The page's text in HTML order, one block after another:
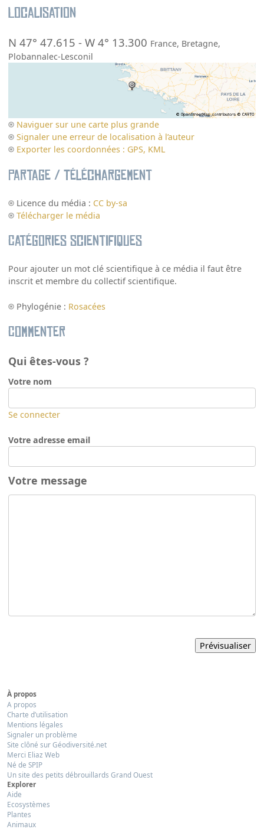
Localisation
N 47° 47.615 -W 4° 13.300 France, Bretagne,
Plobannalec-Lesconil
Naviguer sur une carte plus grande
Signaler une erreur de localisation à l’auteur
Exporter les coordonnées : GPS, KML
Partage / Téléchargement
Licence du média : CC by-sa
Télécharger le média
Catégories scientifiques
Pour ajouter un mot clé scientifique à ce média il faut être
inscrit et membre du collectif scientifique.
Phylogénie : Rosacées
Commenter
Qui êtes-vous ?
Votre nom
Se connecter
Votre adresse email
Votre message
À propos
A propos
Charte d’utilisation
Mentions légales
Signaler un problème
Site clôné sur Géodiversité.net
Merci Eliaz Web
Né de SPIP
Un site des petits débrouillards Grand Ouest
Explorer
Aide
Ecosystèmes
Plantes
Animaux